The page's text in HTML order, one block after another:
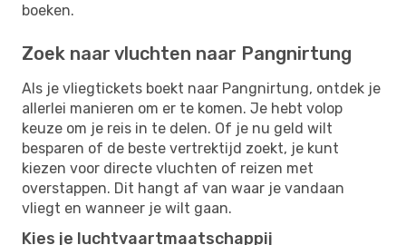
boeken.
Zoek naar vluchten naar Pangnirtung
Als je vliegtickets boekt naar Pangnirtung, ontdek je
allerlei manieren om er te komen. Je hebt volop
keuze om je reis in te delen. Of je nu geld wilt
besparen of de beste vertrektijd zoekt, je kunt
kiezen voor directe vluchten of reizen met
overstappen. Dit hangt af van waar je vandaan
vliegt en wanneer je wilt gaan.
Kies je luchtvaartmaatschappij